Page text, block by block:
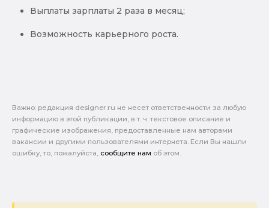
Выплаты зарплаты 2 раза в месяц;
Возможность карьерного роста.
Важно: pедакция designer.ru не несет ответственности за любую
информацию в этой публикации, в т. ч. текстовое описание и
графические изображения, предоставленные нам авторами
вакансии и другими пользователями интернета. Если Вы нашли
ошибку, то, пожалуйста, сообщите нам об этом.